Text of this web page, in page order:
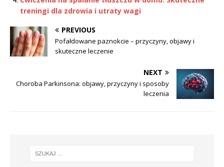
treningi dla zdrowia i utraty wagi
PREVIOUS
Pofałdowane paznokcie – przyczyny, objawy i
skuteczne leczenie
NEXT
Choroba Parkinsona: objawy, przyczyny i sposoby
leczenia